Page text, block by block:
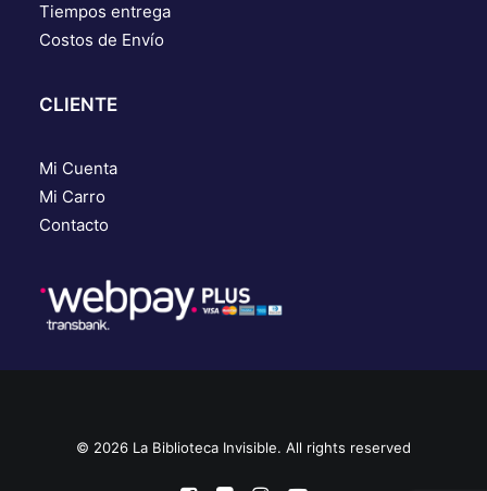
Tiempos entrega
Costos de Envío
CLIENTE
Mi Cuenta
Mi Carro
Contacto
© 2026 La Biblioteca Invisible. All rights reserved